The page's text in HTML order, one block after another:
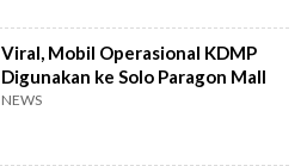
Viral, Mobil Operasional KDMP
Digunakan ke Solo Paragon Mall
NEWS